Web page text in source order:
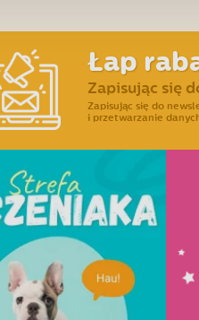
Łap
Zapisując się
Zapisując się do
i przetwarzanie